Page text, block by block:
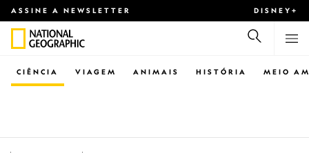
ASSINE A NEWSLETTER DISNEY+
CIÊNCIA VIAGEM ANIMAIS HISTÓRIA MEIO